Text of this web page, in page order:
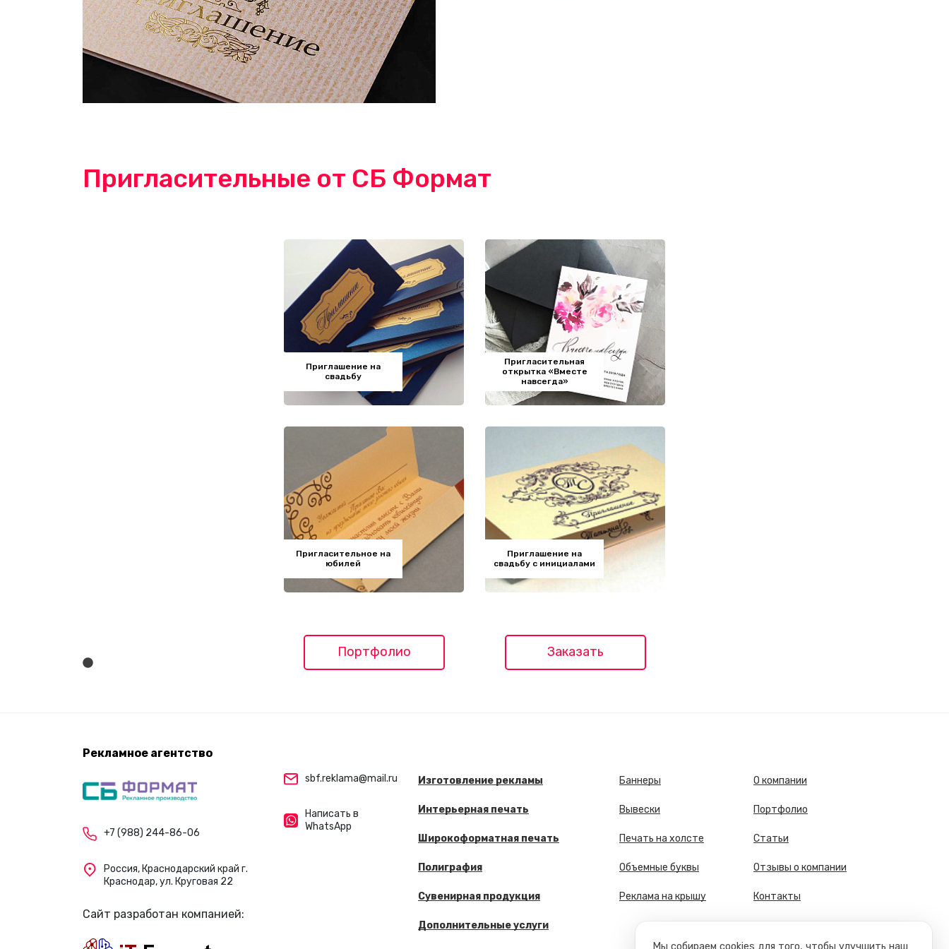
Пригласительные от СБ Формат
Приглашение на
свадьбу
Пригласительное на
юбилей
Пригласительная
открытка «‎Вместе
навсегда»‎
Приглашение на
свадьбу с инициалами
Портфолио Заказать
Рекламное агентство
+7 (988) 244-86-06
Россия, Краснодарский край г.
Краснодар, ул. Круговая 22
Сайт разработан компанией:
sbf.reklama@mail.ru
Написать в
WhatsApp
Изготовление рекламы
Интерьерная печать
Широкоформатная печать
Полиграфия
Сувенирная продукция
Дополнительные услуги
Баннеры
Вывески
Печать на холсте
Объемные буквы
Реклама на крышу
О компании
Портфолио
Статьи
Отзывы о компании
Контакты
Мы собираем cookies для того, чтобы улучшить наш